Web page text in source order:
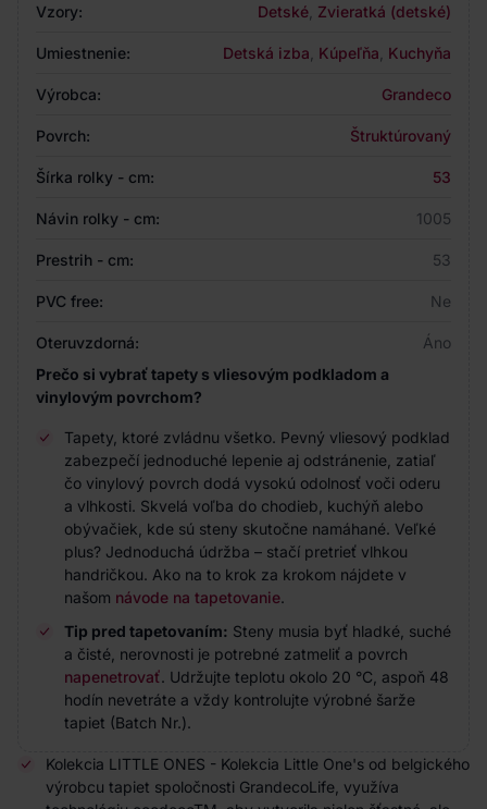
Vzory: Detské Zvieratká (detské)
Umiestnenie: Detská izba Kúpeľňa Kuchyňa
Výrobca: Grandeco
Povrch: Štruktúrovaný
Šírka rolky - cm: 53
Návin rolky - cm: 1005
Prestrih - cm: 53
PVC free: Ne
Oteruvzdorná:
Áno
Prečo si vybrať tapety s vliesovým podkladom a
vinylovým povrchom?
Tapety, ktoré zvládnu všetko. Pevný vliesový podklad
zabezpečí jednoduché lepenie aj odstránenie, zatiaľ
čo vinylový povrch dodá vysokú odolnosť voči oderu
a vlhkosti. Skvelá voľba do chodieb, kuchýň alebo
obývačiek, kde sú steny skutočne namáhané. Veľké
plus? Jednoduchá údržba – stačí pretrieť vlhkou
handričkou. Ako na to krok za krokom nájdete v
našom návode na tapetovanie.
Tip pred tapetovaním: Steny musia byť hladké, suché
a čisté, nerovnosti je potrebné zatmeliť a povrch
napenetrovať. Udržujte teplotu okolo 20 °C, aspoň 48
hodín nevetráte a vždy kontrolujte výrobné šarže
tapiet (Batch Nr.).
Kolekcia LITTLE ONES - Kolekcia Little One's od belgického
výrobcu tapiet spoločnosti GrandecoLife, využíva